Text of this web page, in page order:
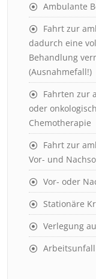
Ambulante
Fahrt zur
dadurch eine
Behandlung
(Ausnahmefall!)
Fahrten zur
oder
Chemotherapie
Fahrt zur
Vor- und
Vor- oder
Stationäre
Verlegung